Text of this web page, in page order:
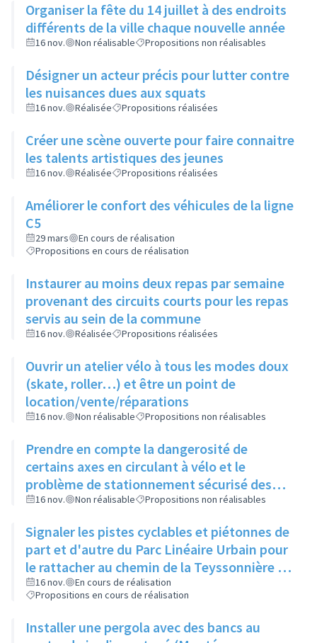
Organiser la fête du 14 juillet à des endroits
différents de la ville chaque nouvelle année
16 nov. Non réalisable Propositions non réalisables
Désigner un acteur précis pour lutter contre
les nuisances dues aux squats
16 nov. Réalisée Propositions réalisées
Créer une scène ouverte pour faire connaitre
les talents artistiques des jeunes
16 nov. Réalisée Propositions réalisées
Améliorer le confort des véhicules de la ligne
C5
29 mars
En cours de réalisation
Propositions en cours de réalisation
Instaurer au moins deux repas par semaine
provenant des circuits courts pour les repas
servis au sein de la commune
16 nov. Réalisée Propositions réalisées
Ouvrir un atelier vélo à tous les modes doux
(skate, roller…) et être un point de
location/vente/réparations
16 nov. Non réalisable Propositions non réalisables
Prendre en compte la dangerosité de
certains axes en circulant à vélo et le
problème de stationnement sécurisé des
vélos avant d'ouvrir un atelier vélo
16 nov. Non réalisable Propositions non réalisables
Signaler les pistes cyclables et piétonnes de
part et d'autre du Parc Linéaire Urbain pour
le rattacher au chemin de la Teyssonnière et
à la route de Genève
16 nov.
En cours de réalisation
Propositions en cours de réalisation
Installer une pergola avec des bancs au